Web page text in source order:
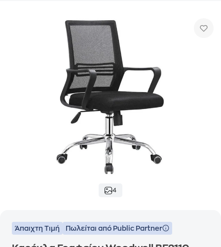
4
Άπαιχτη Τιμή Πωλείται από Public Partner